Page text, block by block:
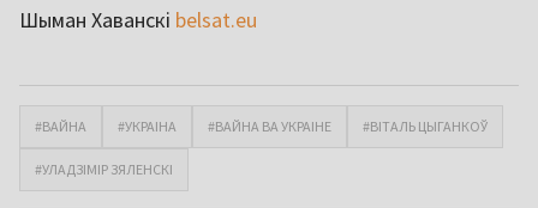
Шыман Хаванскі belsat.eu
#ВАЙНА #УКРАІНА #ВАЙНА ВА УКРАІНЕ #ВІТАЛЬ ЦЫГАНКОЎ
#УЛАДЗІМІР ЗЯЛЕНСКІ